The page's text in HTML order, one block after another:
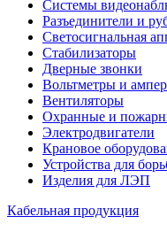
Системы
Разъединители и
Светосигнальная
Стабилизаторы
Дверные звонки
Вольтметры и
Вентиляторы
Охранные и
Электродвигатели
Крановое
Устройства для
Изделия для ЛЭП
Кабельная продукция